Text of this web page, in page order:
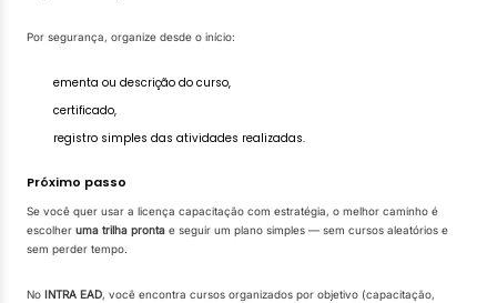
Por segurança, organize desde o início:
ementa ou descrição do curso,
certificado,
registro simples das atividades realizadas.
Próximo passo
Se você quer usar a licença capacitação com estratégia, o melhor caminho é
escolher uma trilha pronta e seguir um plano simples — sem cursos aleatórios e
sem perder tempo.
No INTRA EAD, você encontra cursos organizados por objetivo (capacitação,